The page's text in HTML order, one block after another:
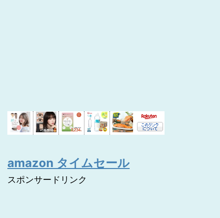
amazon タイムセール
スポンサードリンク